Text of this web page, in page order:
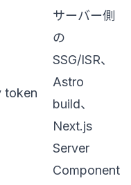
token
サーバー側
の
SSG/ISR、
Astro
build、
Next.js
Server
Component